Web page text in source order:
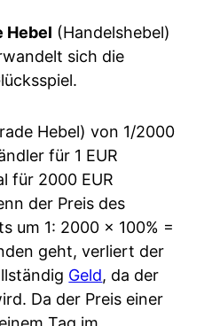
Hebel (Handelshebel)
sich die
Hebel) von 1/2000
für 1 EUR
für 2000 EUR
der Preis des
um 1: 2000 x 100% =
geht, verliert der
Geld, da der
Da der Preis einer